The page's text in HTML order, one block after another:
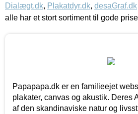
Dialægt.dk, Plakatdyr.dk, desaGraf.dk
alle har et stort sortiment til gode
Papapapa.dk er en familieejet
plakater, canvas og akustik. Deres
af den skandinaviske natur og